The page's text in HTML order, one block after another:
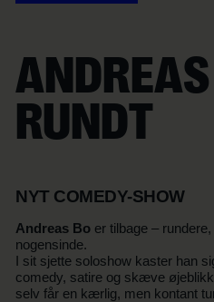
RUNDT
NYT COMEDY-SHOW
Andreas Bo er tilbage –
nogensinde.
I sit sjette soloshow kaster han
comedy, satire og skæve
selv får en kærlig, men kontant